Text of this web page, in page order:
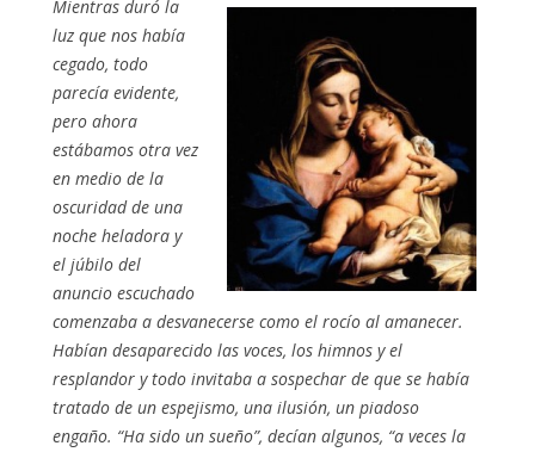
Mientras duró la
luz que nos había
cegado, todo
parecía evidente,
pero ahora
estábamos otra vez
en medio de la
oscuridad de una
noche heladora y
el júbilo del
anuncio escuchado
comenzaba a desvanecerse como el rocío al amanecer.
Habían desaparecido las voces, los himnos y el
resplandor y todo invitaba a sospechar de que se había
tratado de un espejismo, una ilusión, un piadoso
engaño. “Ha sido un sueño”, decían algunos, “a veces la